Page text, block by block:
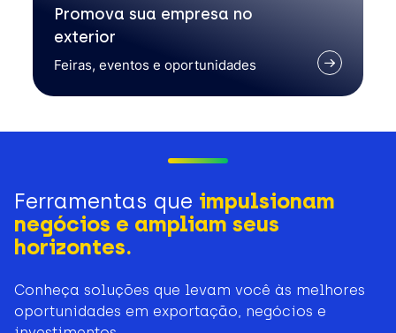
Promova sua empresa no
exterior
Feiras, eventos e oportunidades
Ferramentas que impulsionam
negócios e ampliam seus
horizontes.
Conheça soluções que levam você às melhores
oportunidades em exportação, negócios e